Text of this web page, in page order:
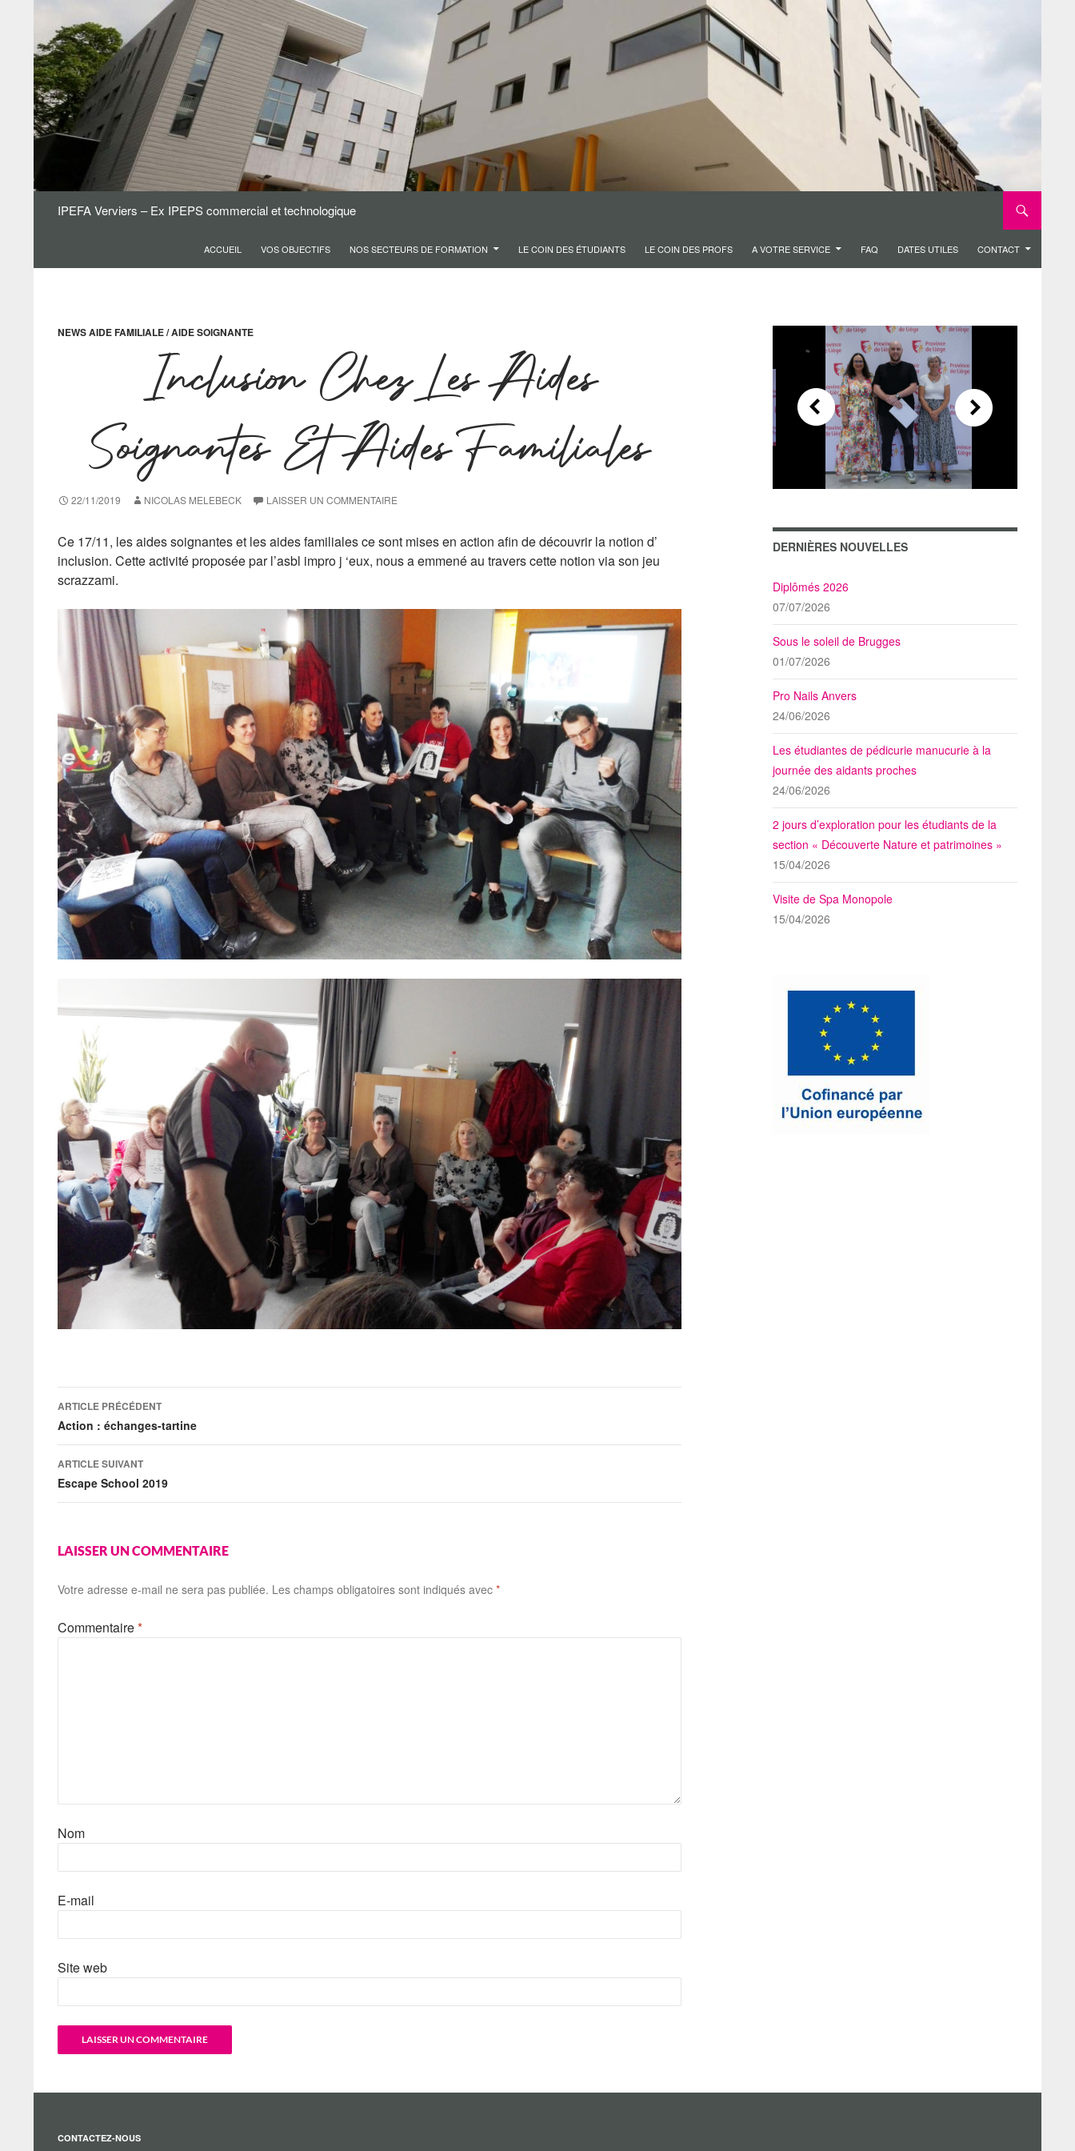
contenu
IPEFA Verviers – Ex IPEPS commercial et technologique
ACCUEIL VOS OBJECTIFS NOS SECTEURS DE FORMATION LE COIN DES ÉTUDIANTS LE COIN DES PROFS A VOTRE SERVICE FAQ DATES UTILES CONTACT
NEWS AIDE FAMILIALE / AIDE SOIGNANTE
Inclusion Chez Les Aides
Soignantes Et Aides Familiales
22/11/2019 NICOLAS MELEBECK LAISSER UN COMMENTAIRE
Ce 17/11, les aides soignantes et les aides familiales ce sont mises en action afin de découvrir la notion d’
inclusion. Cette activité proposée par l’asbl impro j ‘eux, nous a emmené au travers cette notion via son jeu
scrazzami.
Navigation
des
articles
ARTICLE PRÉCÉDENT
Action : échanges-tartine
ARTICLE SUIVANT
Escape School 2019
LAISSER UN COMMENTAIRE
Votre adresse e-mail ne sera pas publiée. Les champs obligatoires sont indiqués avec *
Commentaire*
Nom
E-mail
Site web
DERNIÈRES NOUVELLES
Diplômés 2026
07/07/2026
Sous le soleil de Brugges
01/07/2026
Pro Nails Anvers
24/06/2026
Les étudiantes de pédicurie manucurie à la
journée des aidants proches
24/06/2026
2 jours d’exploration pour les étudiants de la
section « Découverte Nature et patrimoines »
15/04/2026
Visite de Spa Monopole
15/04/2026
CONTACTEZ-NOUS